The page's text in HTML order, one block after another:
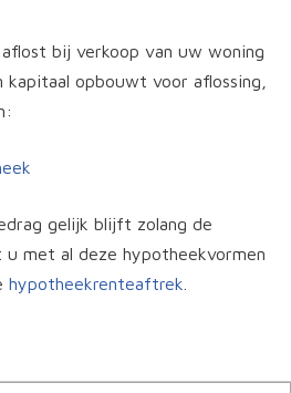
bij verkoop van uw woning
opbouwt voor aflossing,
gelijk blijft zolang de
met al deze hypotheekvormen
hypotheekrenteaftrek